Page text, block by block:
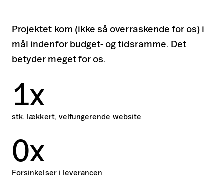
Projektet kom (ikke så overraskende for os) i
mål indenfor budget- og tidsramme. Det
betyder meget for os.
1x
stk. lækkert, velfungerende website
0x
Forsinkelser i leverancen